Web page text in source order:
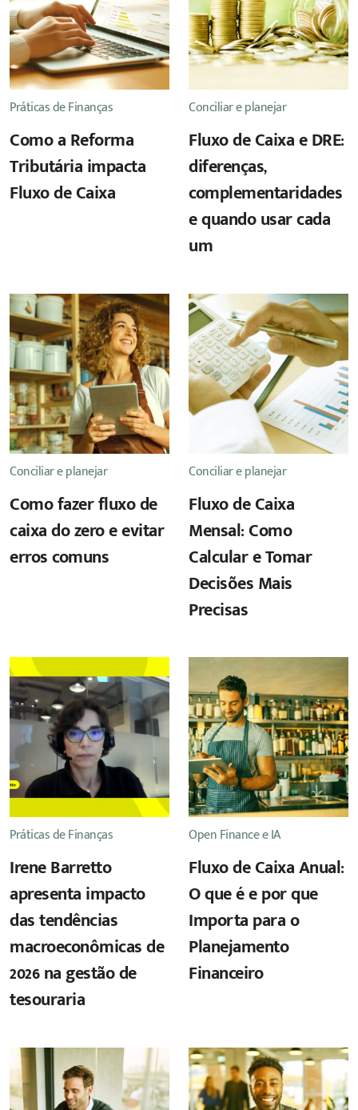
Práticas de Finanças
Como a Reforma
Tributária impacta
Fluxo de Caixa
Conciliar e planejar
Fluxo de Caixa e DRE:
diferenças,
complementaridades
e quando usar cada
um
Conciliar e planejar
Como fazer fluxo de
caixa do zero e evitar
erros comuns
Conciliar e planejar
Fluxo de Caixa
Mensal: Como
Calcular e Tomar
Decisões Mais
Precisas
Práticas de Finanças
Irene Barretto
apresenta impacto
das tendências
macroeconômicas de
2026 na gestão de
tesouraria
Open Finance e IA
Fluxo de Caixa Anual:
O que é e por que
Importa para o
Planejamento
Financeiro